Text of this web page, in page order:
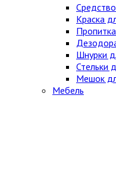
Краска
Шнурки
Стельки
Мешок
Мебель